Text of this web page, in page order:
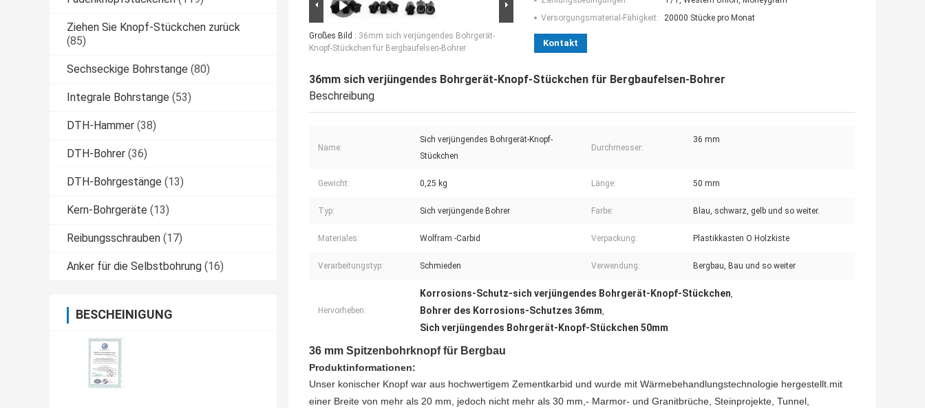
Ziehen Sie Knopf-Stückchen zurück
(85)
Sechseckige Bohrstange (80)
Integrale Bohrstange (53)
DTH-Hammer (38)
DTH-Bohrer (36)
DTH-Bohrgestänge (13)
Kern-Bohrgeräte (13)
Reibungsschrauben (17)
Anker für die Selbstbohrung (16)
BESCHEINIGUNG
Großes Bild : 36mm sich verjüngendes Bohrgerät-
Knopf-Stückchen für Bergbaufelsen-Bohrer
Versorgungsmaterial-Fähigkeit:
20000 Stücke pro Monat
Kontakt
36mm sich verjüngendes Bohrgerät-Knopf-Stückchen für Bergbaufelsen-Bohrer
Beschreibung
Name:
Sich verjüngendes Bohrgerät-Knopf-
Stückchen
Durchmesser:
36 mm
Gewicht: 0,25 kg Länge: 50 mm
Typ: Sich verjüngende Bohrer Farbe: Blau, schwarz, gelb und so weiter.
Materiales: Wolfram -Carbid Verpackung: Plastikkasten O Holzkiste
Verarbeitungstyp: Schmieden Verwendung: Bergbau, Bau und so weiter
Hervorheben:
Korrosions-Schutz-sich verjüngendes Bohrgerät-Knopf-Stückchen,
Bohrer des Korrosions-Schutzes 36mm,
Sich verjüngendes Bohrgerät-Knopf-Stückchen 50mm
36 mm Spitzenbohrknopf für Bergbau
Produktinformationen:
Unser konischer Knopf war aus hochwertigem Zementkarbid und wurde mit Wärmebehandlungstechnologie hergestellt.mit
einer Breite von mehr als 20 mm, jedoch nicht mehr als 30 mm,- Marmor- und Granitbrüche, Steinprojekte, Tunnel,